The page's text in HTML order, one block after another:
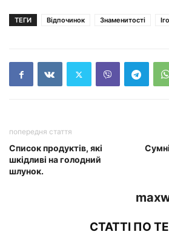
ТЕГИ Відпочинок Знаменитості
попередня стаття
Список продуктів, які
шкідливі на голодний
шлунок.
СТАТТІ ПО